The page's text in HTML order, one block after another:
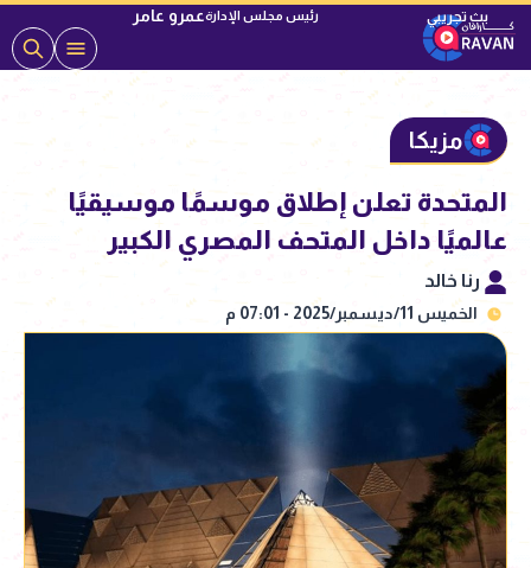
رئيس مجلس الإدارةعمرو عامر
مزيكا
المتحدة تعلن إطلاق موسمًا موسيقيًا
عالميًا داخل المتحف المصري الكبير
رنا خالد
الخميس 11/ديسمبر/2025 - 07:01 م